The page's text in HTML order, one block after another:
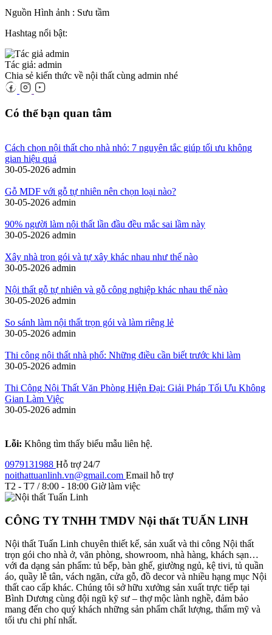
Nguồn Hình ảnh : Sưu tầm
Hashtag nổi bật:
Tác giả: admin
Chia sẻ kiến thức về nội thất cùng admin nhé
Có thể bạn quan tâm
Cách chọn nội thất cho nhà nhỏ: 7 nguyên tắc giúp tối ưu không
gian hiệu quả
30-05-2026 admin
Gỗ MDF với gỗ tự nhiên nên chọn loại nào?
30-05-2026 admin
90% người làm nội thất lần đầu đều mắc sai lầm này
30-05-2026 admin
Xây nhà trọn gói và tự xây khác nhau như thế nào
30-05-2026 admin
Nội thất gỗ tự nhiên và gỗ công nghiệp khác nhau thế nào
30-05-2026 admin
So sánh làm nội thất trọn gói và làm riêng lẻ
30-05-2026 admin
Thi công nội thất nhà phố: Những điều cần biết trước khi làm
30-05-2026 admin
Thi Công Nội Thất Văn Phòng Hiện Đại: Giải Pháp Tối Ưu Không
Gian Làm Việc
30-05-2026 admin
Lỗi: Không tìm thấy biểu mẫu liên hệ.
0979131988 Hỗ trợ 24/7
noithattuanlinh.vn@gmail.com Email hỗ trợ
T2 - T7 / 8:00 - 18:00 Giờ làm việc
CÔNG TY TNHH TMDV Nội thất TUẤN LINH
Nội thất Tuấn Linh chuyên thiết kế, sản xuất và thi công Nội thất
trọn gói cho nhà ở, văn phòng, showroom, nhà hàng, khách sạn…
với đa dạng sản phẩm: tủ bếp, bàn ghế, giường ngủ, kệ tivi, tủ quần
áo, quầy lễ tân, vách ngăn, cửa gỗ, đồ decor và nhiều hạng mục Nội
thất cao cấp khác. Chúng tôi sở hữu xưởng sản xuất trực tiếp tại
Bình Dương cùng đội ngũ kỹ sư – thợ mộc lành nghề, đảm bảo
mang đến cho quý khách những sản phẩm chất lượng, thẩm mỹ và
tối ưu chi phí nhất.